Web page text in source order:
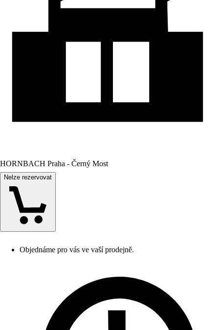
HORNBACH Praha - Černý Most
Nelze rezervovat
Objednáme pro vás ve vaší prodejně.